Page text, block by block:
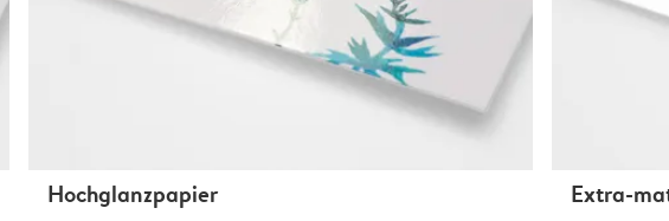
Hochglanzpapier Extra-